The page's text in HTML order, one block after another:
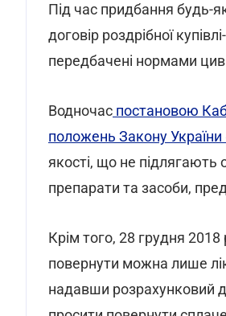
Під час придбання будь-
договір роздрібної
передбачені нормами
Водночас постановою
положень Закону
якості, що не підлягають
препарати та засоби,
Крім того, 28 грудня
повернути можна лише
надавши розрахунковий